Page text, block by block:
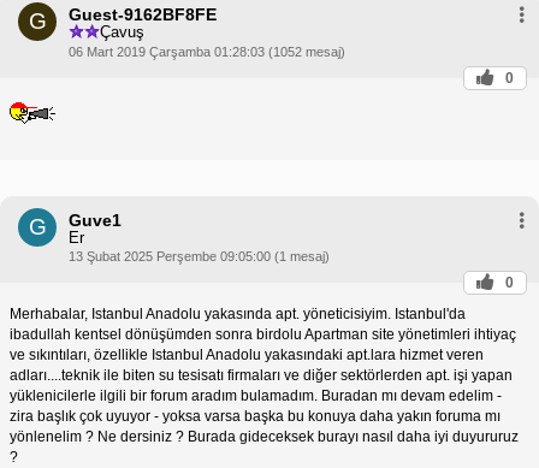
G Guest-9162BF8FE
Çavuş
06 Mart 2019 Çarşamba 01:28:03 (1052 mesaj)
0
G Guve1
Er
13 Şubat 2025 Perşembe 09:05:00 (1 mesaj)
0
Merhabalar, Istanbul Anadolu yakasında apt. yöneticisiyim. Istanbul'da
ibadullah kentsel dönüşümden sonra birdolu Apartman site yönetimleri ihtiyaç
ve sıkıntıları, özellikle Istanbul Anadolu yakasındaki apt.lara hizmet veren
adları....teknik ile biten su tesisatı firmaları ve diğer sektörlerden apt. işi yapan
yüklenicilerle ilgili bir forum aradım bulamadım. Buradan mı devam edelim -
zira başlık çok uyuyor - yoksa varsa başka bu konuya daha yakın foruma mı
yönlenelim ? Ne dersiniz ? Burada gideceksek burayı nasıl daha iyi duyururuz
?